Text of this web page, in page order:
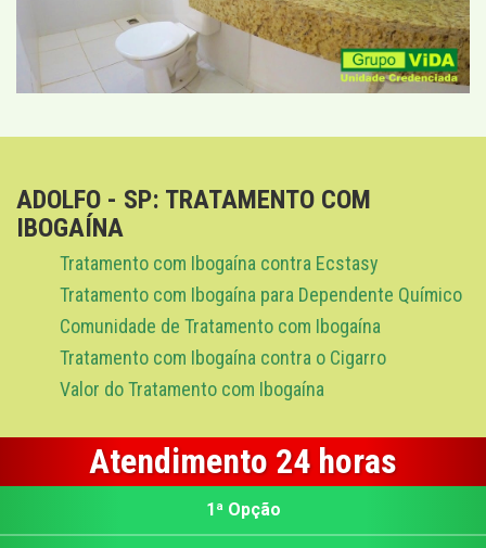
ADOLFO - SP: TRATAMENTO COM
IBOGAÍNA
Tratamento com Ibogaína contra Ecstasy
Tratamento com Ibogaína para Dependente Químico
Comunidade de Tratamento com Ibogaína
Tratamento com Ibogaína contra o Cigarro
Valor do Tratamento com Ibogaína
Atendimento 24 horas
1ª Opção